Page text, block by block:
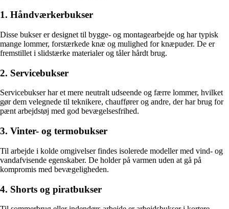
1. Håndværkerbukser
Disse bukser er designet til bygge- og montagearbejde og har typisk
mange lommer, forstærkede knæ og mulighed for knæpuder. De er
fremstillet i slidstærke materialer og tåler hårdt brug.
2. Servicebukser
Servicebukser har et mere neutralt udseende og færre lommer, hvilket
gør dem velegnede til teknikere, chauffører og andre, der har brug for
pænt arbejdstøj med god bevægelsesfrihed.
3. Vinter- og termobukser
Til arbejde i kolde omgivelser findes isolerede modeller med vind- og
vandafvisende egenskaber. De holder på varmen uden at gå på
kompromis med bevægeligheden.
4. Shorts og piratbukser